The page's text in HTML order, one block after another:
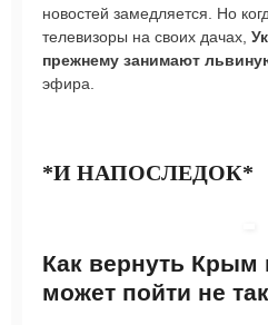
новостей замедляется. Но
телевизоры на своих дачах,
прежнему занимают
эфира.
*И НАПОСЛЕДОК*
Как вернуть Крым
может пойти не